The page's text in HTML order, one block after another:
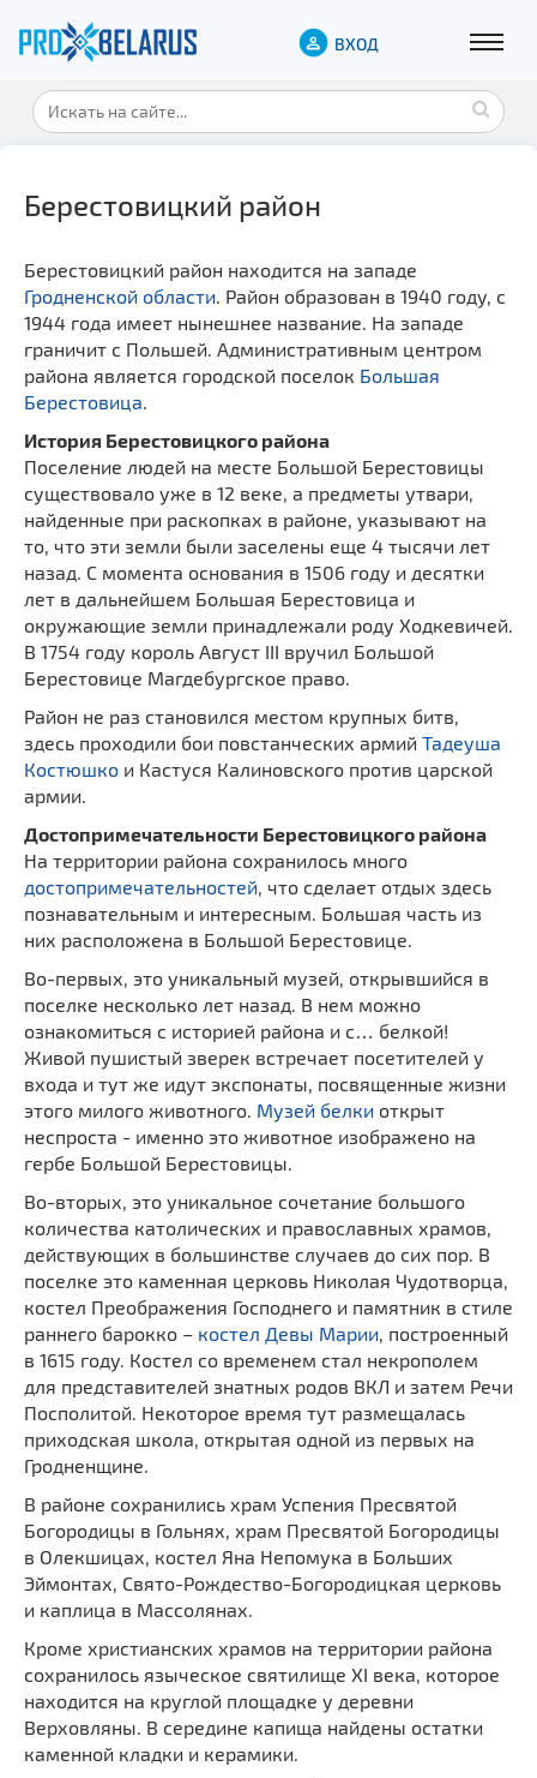
ВХОД
Берестовицкий район
Берестовицкий район находится на западе
Гродненской области . Район образован в 1940 году, с
1944 года имеет нынешнее название. На западе
граничит с Польшей. Административным центром
района является городской поселок Большая
Берестовица
История Берестовицкого района
Поселение людей на месте Большой Берестовицы
существовало уже в 12 веке, а предметы утвари,
найденные при раскопках в районе, указывают на
то, что эти земли были заселены еще 4 тысячи лет
назад. С момента основания в 1506 году и десятки
лет в дальнейшем Большая Берестовица и
окружающие земли принадлежали роду Ходкевичей.
В 1754 году король Август III вручил Большой
Берестовице Магдебургское право.
Район не раз становился местом крупных битв,
здесь проходили бои повстанческих армий Тадеуша
Костюшко и Кастуся Калиновского против царской
армии.
Достопримечательности Берестовицкого района
На территории района сохранилось много
достопримечательностей , что сделает отдых здесь
познавательным и интересным. Большая часть из
них расположена в Большой Берестовице.
Во-первых, это уникальный музей, открывшийся в
поселке несколько лет назад. В нем можно
ознакомиться с историей района и с… белкой!
Живой пушистый зверек встречает посетителей у
входа и тут же идут экспонаты, посвященные жизни
этого милого животного. Музей белки открыт
неспроста - именно это животное изображено на
гербе Большой Берестовицы.
Во-вторых, это уникальное сочетание большого
количества католических и православных храмов,
действующих в большинстве случаев до сих пор. В
поселке это каменная церковь Николая Чудотворца,
костел Преображения Господнего и памятник в стиле
раннего барокко – костел Девы Марии , построенный
в 1615 году. Костел со временем стал некрополем
для представителей знатных родов ВКЛ и затем Речи
Посполитой. Некоторое время тут размещалась
приходская школа, открытая одной из первых на
Гродненщине.
В районе сохранились храм Успения Пресвятой
Богородицы в Гольнях, храм Пресвятой Богородицы
в Олекшицах, костел Яна Непомука в Больших
Эймонтах, Свято-Рождество-Богородицкая церковь
и каплица в Массолянах.
Кроме христианских храмов на территории района
сохранилось языческое святилище XI века, которое
находится на круглой площадке у деревни
Верховляны. В середине капища найдены остатки
каменной кладки и керамики.